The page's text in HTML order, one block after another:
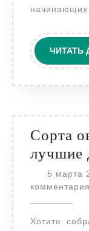
начинающих
ЧИТАТЬ
Сорта
лучшие
5 марта
комментария
Хотите собрать богатый урожай? Узнайте о